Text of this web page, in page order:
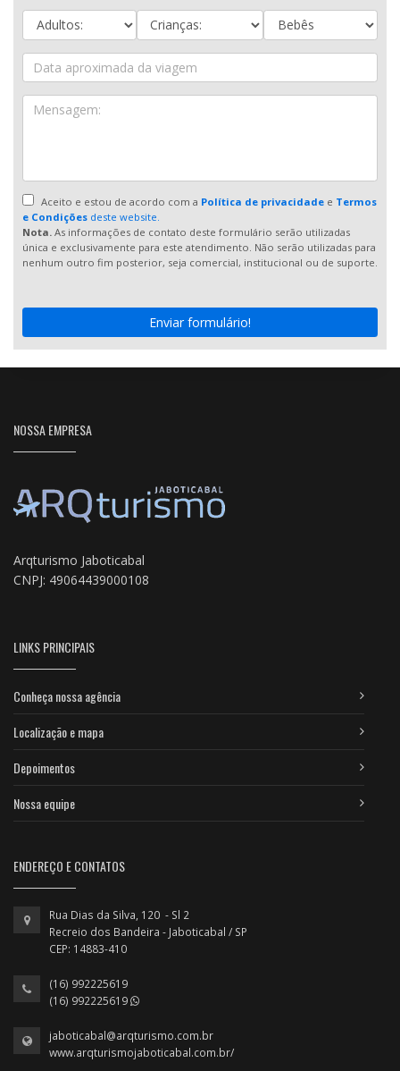
Aceito e estou de acordo com a Política de privacidadee Termos
e Condições deste website.
Nota. As informações de contato deste formulário serão utilizadas
única e exclusivamente para este atendimento. Não serão utilizadas para
nenhum outro fim posterior, seja comercial, institucional ou de suporte.
Enviar formulário!
NOSSA EMPRESA
Arqturismo Jaboticabal
CNPJ: 49064439000108
LINKS PRINCIPAIS
Conheça nossa agência
Localização e mapa
Depoimentos
Nossa equipe
ENDEREÇO E CONTATOS
Rua Dias da Silva, 120 - Sl 2
Recreio dos Bandeira - Jaboticabal / SP
CEP: 14883-410
(16) 992225619
(16) 992225619
jaboticabal@arqturismo.com.br
www.arqturismojaboticabal.com.br/